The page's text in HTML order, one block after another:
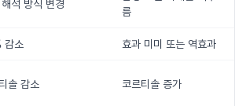
석 방식 변경
름
감소 효과 미미 또는 역효과
솔 감소 코르티솔 증가